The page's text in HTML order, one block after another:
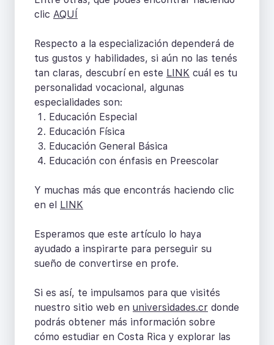
clic AQUÍ
Respecto a la especialización dependerá de
tus gustos y habilidades, si aún no las tenés
tan claras, descubrí en este LINK cuál es tu
personalidad vocacional, algunas
especialidades son:
Educación Especial
Educación Física
Educación General Básica
Educación con énfasis en Preescolar
Y muchas más que encontrás haciendo clic
en el
LINK
Esperamos que este artículo lo haya
ayudado a inspirarte para perseguir su
sueño de convertirse en profe.
Si es así, te impulsamos para que visités
nuestro sitio web en universidades.cr donde
podrás obtener más información sobre
cómo estudiar en Costa Rica y explorar las